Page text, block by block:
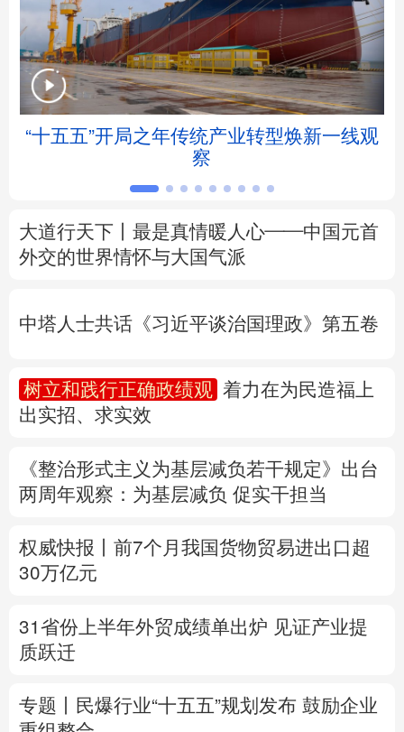
北京 天津 河北 山西
辽宁 吉林 上海 江苏
浙江 安徽 福建 江西
四川 贵州 云南
多语种频道
English Español Français عربى
Deutsch
“十五五”开局之年传统产业转型焕新一线观
察
大道行天下丨最是真情暖人心——中国元首
外交的世界情怀与大国气派
中塔人士共话《习近平谈治国理政》第五卷
树立和践行正确政绩观
着力在为民造福上
出实招、求实效
《整治形式主义为基层减负若干规定》出台
两周年观察 ：为基层减负 促实干担当
权威快报丨前7个月我国货物贸易进出口超
30万亿元
31省份上半年外贸成绩单出炉 见证产业提
质跃迁
专题丨
民爆行业“十五五”规划发布 鼓励企业